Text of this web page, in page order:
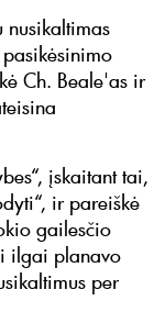
nusikaltimas
Ch. Beale'as ir
įskaitant tai,
ir pareiškė
gailesčio
ilgai planavo
per